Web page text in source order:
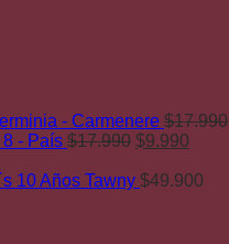
- Carmenere $17.990
8 - País $17.990 El
original
$9.990
actual
10 Años Tawny $49.900